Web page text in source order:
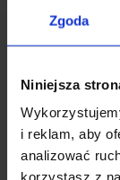
Zgoda
Niniejsza
i reklam, aby
analizować
korzystasz z
tyrosine,
serine,